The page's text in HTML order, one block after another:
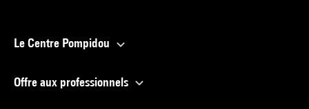
Le Centre Pompidou
Offre aux professionnels